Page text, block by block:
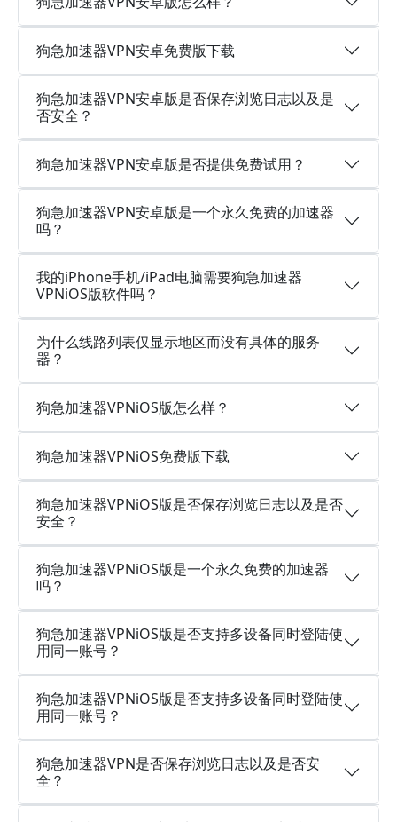
狗急加速器VPN安卓免费版下载
狗急加速器VPN安卓版是否保存浏览日志以及是
否安全？
狗急加速器VPN安卓版是否提供免费试用？
狗急加速器VPN安卓版是一个永久免费的加速器
吗？
我的iPhone手机/iPad电脑需要狗急加速器
VPNiOS版软件吗？
为什么线路列表仅显示地区而没有具体的服务
器？
狗急加速器VPNiOS版怎么样？
狗急加速器VPNiOS免费版下载
狗急加速器VPNiOS版是否保存浏览日志以及是否
安全？
狗急加速器VPNiOS版是一个永久免费的加速器
吗？
狗急加速器VPNiOS版是否支持多设备同时登陆使
用同一账号？
狗急加速器VPNiOS版是否支持多设备同时登陆使
用同一账号？
狗急加速器VPN是否保存浏览日志以及是否安
全？